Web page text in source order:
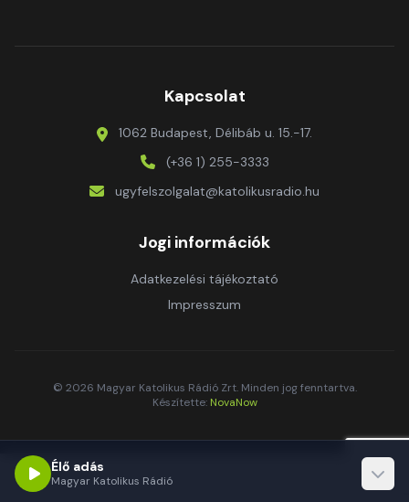
Kapcsolat
1062 Budapest, Délibáb u. 15.-17.
(+36 1) 255-3333
ugyfelszolgalat@katolikusradio.hu
Jogi információk
Adatkezelési tájékoztató
Impresszum
© 2026 Magyar Katolikus Rádió Zrt. Minden jog fenntartva.
Készítette: NovaNow
Élő adás
Magyar Katolikus Rádió